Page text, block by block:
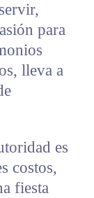
para
lleva a
es
costos,
fiesta